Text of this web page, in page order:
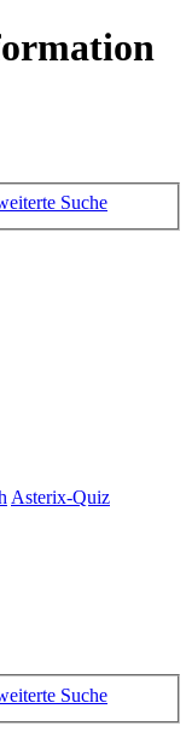
Suche
Asterix-Quiz
Suche